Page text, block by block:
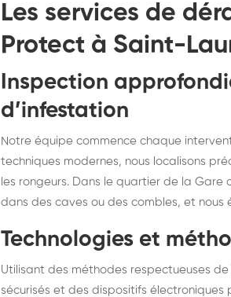
Les services de
Protect à Saint-
Inspection
d’infestation
Notre équipe commence chaque
techniques modernes, nous localisons
les rongeurs. Dans le quartier de la Gare
dans des caves ou des combles, et nous
Technologies et
Utilisant des méthodes respectueuses
sécurisés et des dispositifs électroniques